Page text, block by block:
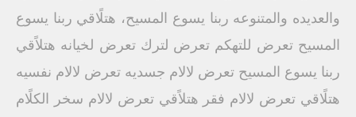
والعديده والمتنوعه ربنا يسوع المسيح، هتلًاقي ربنا يسوع
المسيح تعرض للتهكم تعرض لترك تعرض لخيانه هتلاًقي
ربنا يسوع المسيح تعرض لالام جسديه تعرض لالام نفسيه
هتلًاقي تعرض لالام فقر هتلاًقي تعرض لالام سخر الكلًام